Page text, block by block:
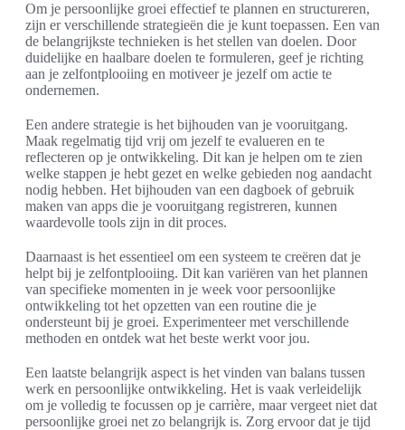
Om je persoonlijke groei effectief te plannen en structureren,
zijn er verschillende strategieën die je kunt toepassen. Een van
de belangrijkste technieken is het stellen van doelen. Door
duidelijke en haalbare doelen te formuleren, geef je richting
aan je zelfontplooiing en motiveer je jezelf om actie te
ondernemen.
Een andere strategie is het bijhouden van je vooruitgang.
Maak regelmatig tijd vrij om jezelf te evalueren en te
reflecteren op je ontwikkeling. Dit kan je helpen om te zien
welke stappen je hebt gezet en welke gebieden nog aandacht
nodig hebben. Het bijhouden van een dagboek of gebruik
maken van apps die je vooruitgang registreren, kunnen
waardevolle tools zijn in dit proces.
Daarnaast is het essentieel om een systeem te creëren dat je
helpt bij je zelfontplooiing. Dit kan variëren van het plannen
van specifieke momenten in je week voor persoonlijke
ontwikkeling tot het opzetten van een routine die je
ondersteunt bij je groei. Experimenteer met verschillende
methoden en ontdek wat het beste werkt voor jou.
Een laatste belangrijk aspect is het vinden van balans tussen
werk en persoonlijke ontwikkeling. Het is vaak verleidelijk
om je volledig te focussen op je carrière, maar vergeet niet dat
persoonlijke groei net zo belangrijk is. Zorg ervoor dat je tijd